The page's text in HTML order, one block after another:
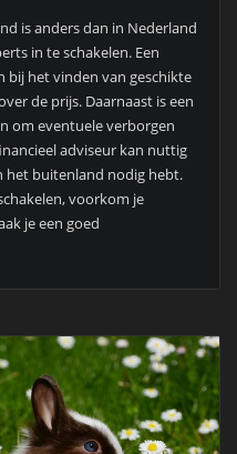
is anders dan in Nederland
in te schakelen. Een
bij het vinden van geschikte
de prijs. Daarnaast is een
om eventuele verborgen
adviseur kan nuttig
het buitenland nodig hebt.
voorkom je
je een goed